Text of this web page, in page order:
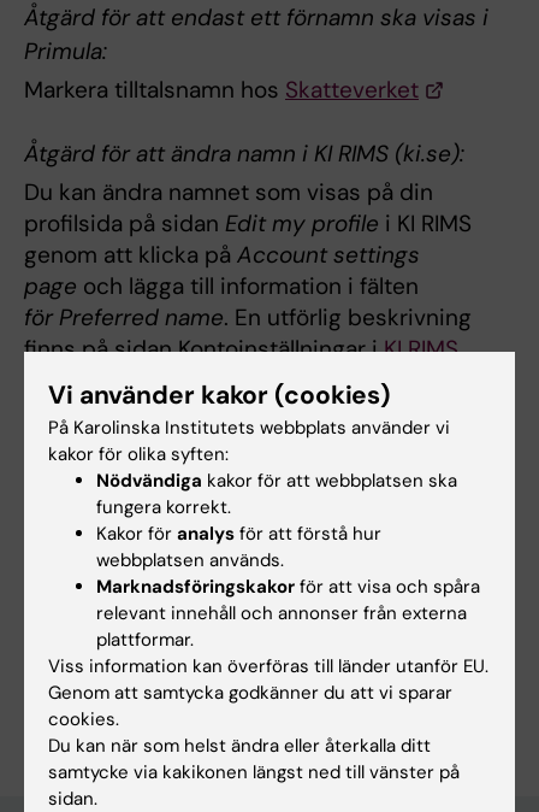
Åtgärd för att endast ett förnamn ska visas i
Primula:
Markera tilltalsnamn hos Skatteverket
Åtgärd för att ändra namn i KI RIMS (ki.se):
Du kan ändra namnet som visas på din
profilsida på sidan Edit my profile i KI RIMS
genom att klicka på Account settings
page och lägga till information i fälten
för Preferred name. En utförlig beskrivning
finns på sidan Kontoinställningar iKI RIMS
under rubriken
Ändra visningsnamn
Uppdaterad av:
Anna Sangert
2026-04-27
Innehållsgranskare:
Carl Cipranic
Vi använder kakor (cookies)
På Karolinska Institutets webbplats använder vi
kakor för olika syften:
Nödvändiga kakor för att webbplatsen ska
fungera korrekt.
Kakor för analys för att förstå hur
webbplatsen används.
Marknadsföringskakor för att visa och spåra
relevant innehåll och annonser från externa
plattformar.
Viss information kan överföras till länder utanför EU.
Genom att samtycka godkänner du att vi sparar
cookies.
Du kan när som helst ändra eller återkalla ditt
samtycke via kakikonen längst ned till vänster på
sidan.